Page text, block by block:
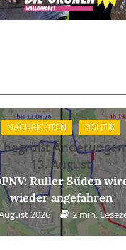
NACHRICHTEN POLITIK
begrüßt
13. August
Ruller Süden
wieder angefahren
2026 2 min.